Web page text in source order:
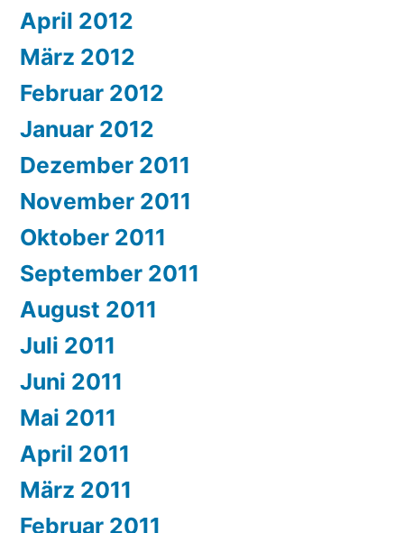
April 2012
März 2012
Februar 2012
Januar 2012
Dezember 2011
November 2011
Oktober 2011
September 2011
August 2011
Juli 2011
Juni 2011
Mai 2011
April 2011
März 2011
Februar 2011